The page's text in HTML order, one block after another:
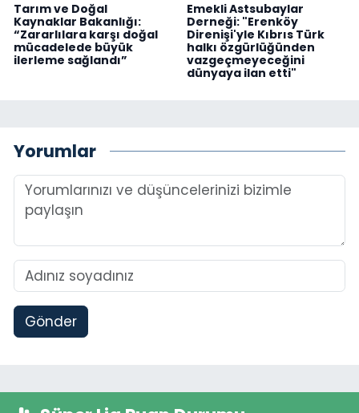
Tarım ve Doğal
Kaynaklar Bakanlığı:
“Zararlılara karşı doğal
mücadelede büyük
ilerleme sağlandı”
Emekli Astsubaylar
Derneği: "Erenköy
Direnişi'yle Kıbrıs Türk
halkı özgürlüğünden
vazgeçmeyeceğini
dünyaya ilan etti"
Yorumlar
Gönder